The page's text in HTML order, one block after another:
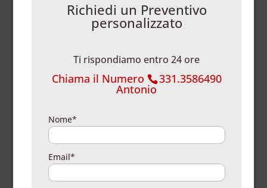
Richiedi un Preventivo
personalizzato
Ti rispondiamo entro 24 ore
Chiama il Numero 331.3586490
Antonio
Nome*
Email*